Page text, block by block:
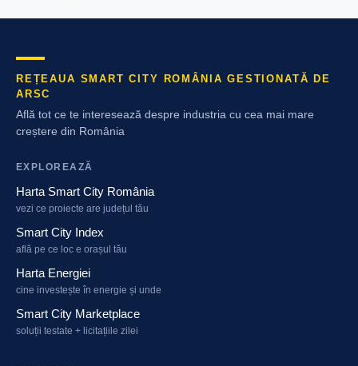
REȚEAUA SMART CITY ROMÂNIA GESTIONATĂ DE
ARSC
Află tot ce te interesează despre industria cu cea mai mare
creștere din România
EXPLOREAZĂ
Harta Smart City România
vezi ce proiecte are județul tău
Smart City Index
află pe ce loc e orașul tău
Harta Energiei
cine investește în energie și unde
Smart City Marketplace
soluții testate + licitațiile zilei